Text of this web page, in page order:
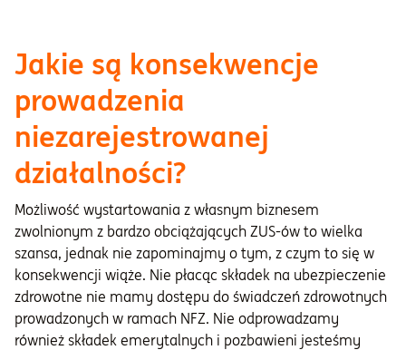
Jakie są konsekwencje
prowadzenia
niezarejestrowanej
działalności?
Możliwość wystartowania z własnym biznesem
zwolnionym z bardzo obciążających ZUS-ów to wielka
szansa, jednak nie zapominajmy o tym, z czym to się w
konsekwencji wiąże. Nie płacąc składek na ubezpieczenie
zdrowotne nie mamy dostępu do świadczeń zdrowotnych
prowadzonych w ramach NFZ. Nie odprowadzamy
również składek emerytalnych i pozbawieni jesteśmy